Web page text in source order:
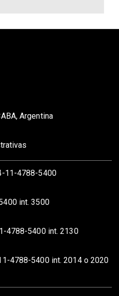
Argentina
11-4788-5400
int. 3500
4788-5400 int. 2130
4788-5400 int. 2014 o 2020